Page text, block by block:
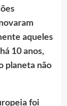
aqueles
10 anos,
planeta não
foi